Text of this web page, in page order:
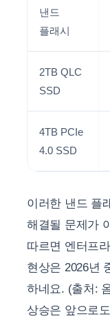
낸드
플래시
2TB QLC
SSD
4TB PCIe
4.0 SSD
이러한 낸드 플
해결될 문제가
따르면 엔터프
현상은 2026년
하네요. (출처:
상승은 앞으로